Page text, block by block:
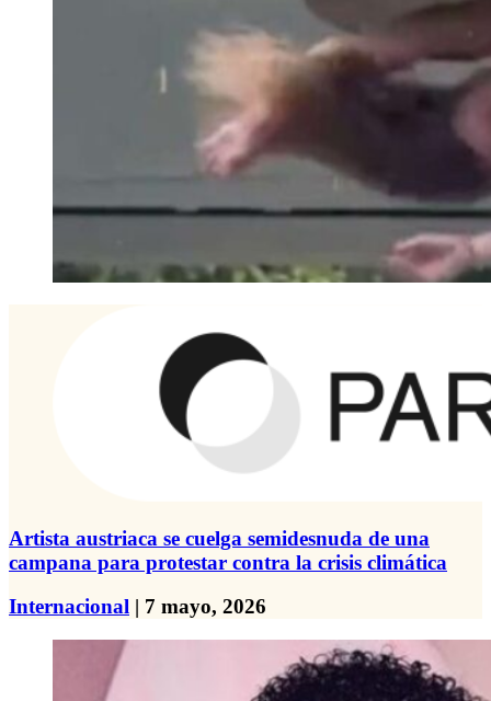
Artista austriaca se cuelga semidesnuda de una
campana para protestar contra la crisis climática
Internacional | 7 mayo, 2026